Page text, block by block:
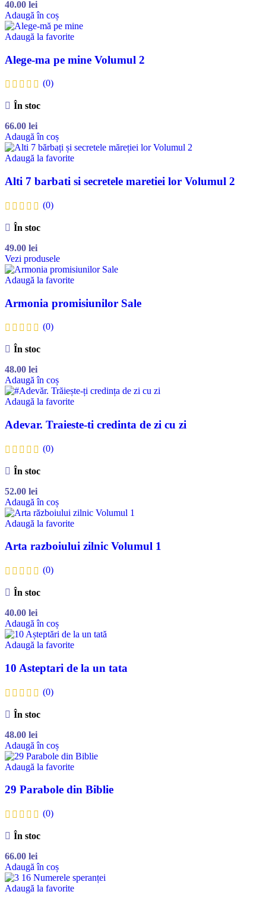
40.00 lei
Adaugă în coș
Adaugă la favorite
Alege-ma pe mine Volumul 2
(0)
În stoc
66.00 lei
Adaugă în coș
Adaugă la favorite
Alti 7 barbati si secretele maretiei lor Volumul 2
(0)
În stoc
49.00 lei
Vezi produsele
Adaugă la favorite
Armonia promisiunilor Sale
(0)
În stoc
48.00 lei
Adaugă în coș
Adaugă la favorite
Adevar. Traieste-ti credinta de zi cu zi
(0)
În stoc
52.00 lei
Adaugă în coș
Adaugă la favorite
Arta razboiului zilnic Volumul 1
(0)
În stoc
40.00 lei
Adaugă în coș
Adaugă la favorite
10 Asteptari de la un tata
(0)
În stoc
48.00 lei
Adaugă în coș
Adaugă la favorite
29 Parabole din Biblie
(0)
În stoc
66.00 lei
Adaugă în coș
Adaugă la favorite